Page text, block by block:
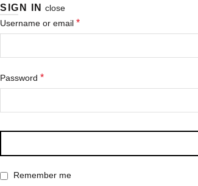
SIGN IN close
Username or email *
Password *
Remember me